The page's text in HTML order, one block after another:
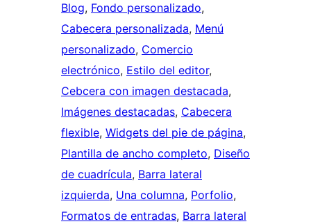
Blog, Fondo personalizado
Cabecera personalizada, Menú
personalizado, Comercio
electrónico, Estilo del editor
Cebcera con imagen destacada
Imágenes destacadas, Cabecera
flexible, Widgets del pie de página
Plantilla de ancho completo, Diseño
de cuadrícula, Barra lateral
izquierda, Una columna, Porfolio
Formatos de entradas, Barra lateral